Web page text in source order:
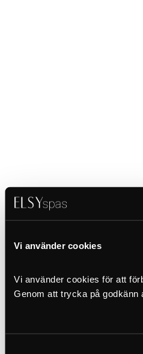
Vi använder cookies
Vi använder cookies för att
Genom att trycka på godkänn